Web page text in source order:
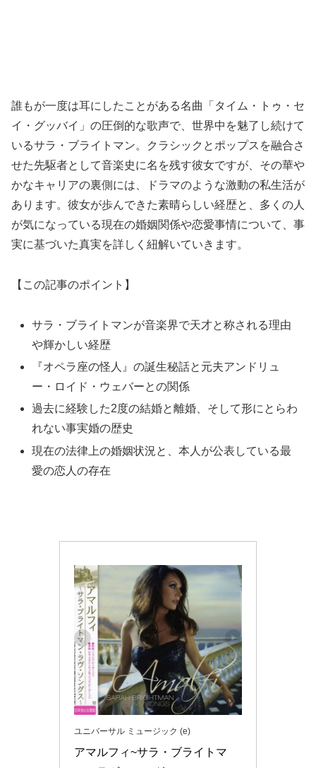
誰もが一度は耳にしたことがある名曲「タイム・トゥ・セ
イ・グッバイ」の圧倒的な歌声で、世界中を魅了し続けて
いるサラ・ブライトマン。クラシックとポップスを融合さ
せた先駆者として音楽史に名を残す彼女ですが、その華や
かなキャリアの裏側には、ドラマのような激動の私生活が
あります。彼女が歩んできた素晴らしい経歴と、多くの人
が気になっている現在の婚姻関係や恋愛事情について、事
実に基づいた真実を詳しく紐解いていきます。
【この記事のポイント】
サラ・ブライトマンが音楽界で天才と称される理由
や輝かしい経歴
『オペラ座の怪人』の誕生秘話と元夫アンドリュ
ー・ロイド・ウェバーとの関係
過去に経験した2度の結婚と離婚、そして形にとらわ
れない事実婚の歴史
現在の法律上の婚姻状況と、本人が公表している最
愛の恋人の存在
ユニバーサル ミュージック (e)
アマルフィ~サラ・ブライトマ